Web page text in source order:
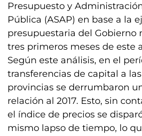
Presupuesto y
Pública (ASAP) en base a la
presupuestaria del Gobierno
tres primeros meses de este
Según este análisis, en el
transferencias de capital a las
provincias se derrumbaron
relación al 2017. Esto, sin
el índice de precios se
mismo lapso de tiempo, lo